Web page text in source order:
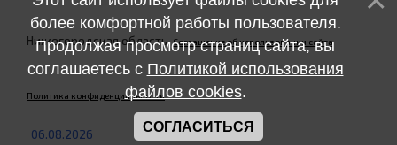
Нижегородская область.Соглашение об использовании сайта
Политика конфиденциальности
06.08.2026
более комфортной работы пользователя.
Продолжая просмотр страниц сайта, вы
соглашаетесь с Политикой использования
файлов cookies.
СОГЛАСИТЬСЯ